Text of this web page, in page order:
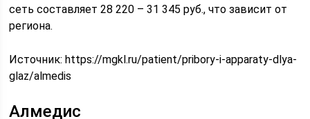
сеть составляет 28 220 – 31 345 руб., что зависит от
региона.
Источник:https://mgkl.ru/patient/pribory-i-apparaty-dlya-
glaz/almedis
Алмедис